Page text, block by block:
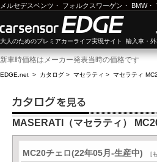
メルセデスベンツ ・ フォルクスワーゲン ・ BMW・
大人のためのプレミアカーライフ実現サイト 輸入車・
新車時価格はメーカー発表当時の価格です
EDGE.net > カタログ > マセラティ > マセラティ
MASERATI（マセラティ）
MC20チェロ(22年05月-生産中) [